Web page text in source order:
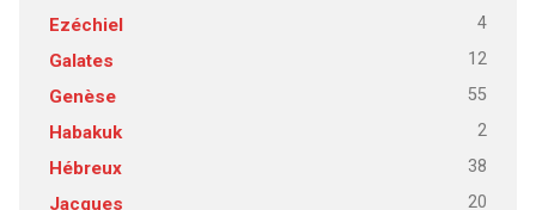
Ezéchiel 4
Galates 12
Genèse 55
Habakuk 2
Hébreux 38
Jacques 20